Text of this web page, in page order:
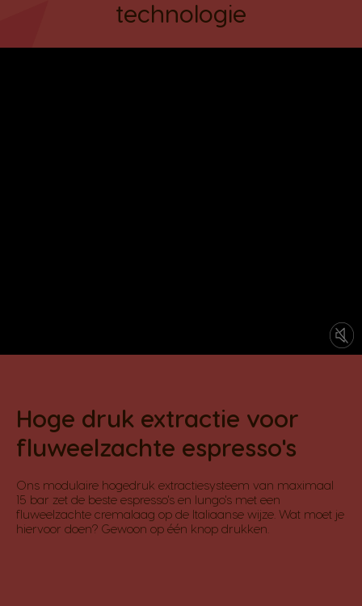
technologie
Hoge druk extractie voor
fluweelzachte espresso's
Ons modulaire hogedruk extractiesysteem van maximaal
15 bar zet de beste espresso's en lungo's met een
fluweelzachte cremalaag op de Italiaanse wijze. Wat moet je
hiervoor doen? Gewoon op één knop drukken.